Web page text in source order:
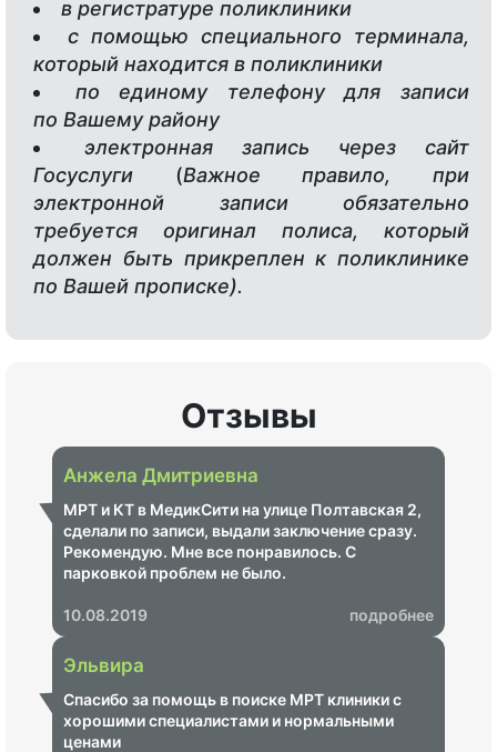
в регистратуре поликлиники
с помощью специального терминала,
который находится в поликлиники
по единому телефону для записи
по Вашему району
электронная запись через сайт
Госуслуги (Важное правило, при
электронной записи обязательно
требуется оригинал полиса, который
должен быть прикреплен к поликлинике
по Вашей прописке).
Отзывы
Анжела Дмитриевна
МРТ и КТ в МедикСити на улице Полтавская 2,
сделали по записи, выдали заключение сразу.
Рекомендую. Мне все понравилось. С
парковкой проблем не было.
10.08.2019 подробнее
Эльвира
Спасибо за помощь в поиске МРТ клиники с
хорошими специалистами и нормальными
ценами